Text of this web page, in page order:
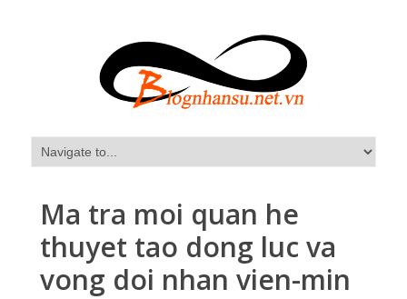
Ma tra moi quan he
thuyet tao dong luc va
vong doi nhan vien-min